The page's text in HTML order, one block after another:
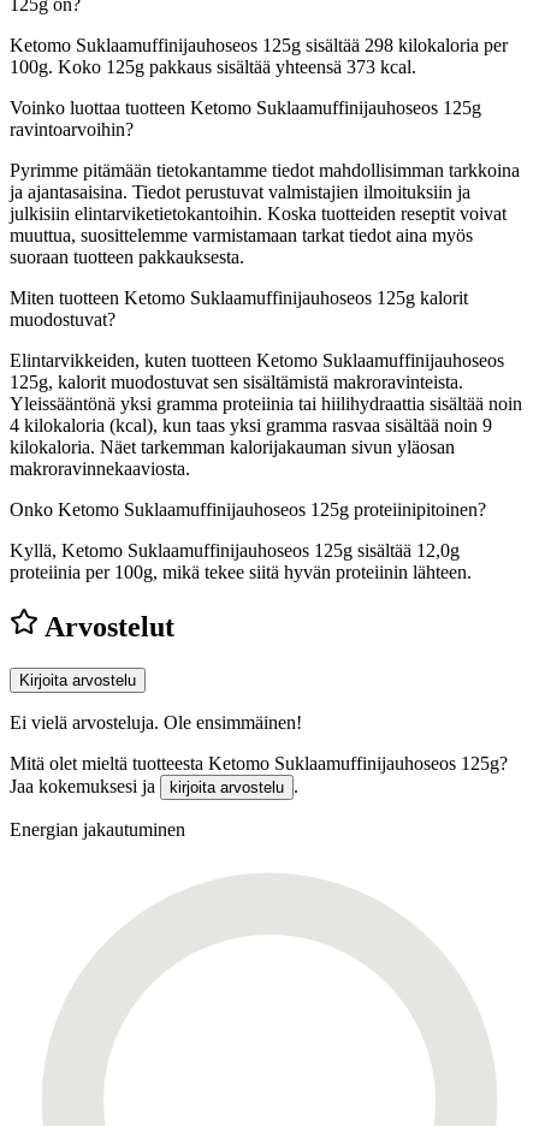
Ketomo Suklaamuffinijauhoseos 125g sisältää 298 kilokaloria per
100g. Koko 125g pakkaus sisältää yhteensä 373 kcal.
Voinko luottaa tuotteen Ketomo Suklaamuffinijauhoseos 125g
ravintoarvoihin?
Pyrimme pitämään tietokantamme tiedot mahdollisimman tarkkoina
ja ajantasaisina. Tiedot perustuvat valmistajien ilmoituksiin ja
julkisiin elintarviketietokantoihin. Koska tuotteiden reseptit voivat
muuttua, suosittelemme varmistamaan tarkat tiedot aina myös
suoraan tuotteen pakkauksesta.
Miten tuotteen Ketomo Suklaamuffinijauhoseos 125g kalorit
muodostuvat?
Elintarvikkeiden, kuten tuotteen Ketomo Suklaamuffinijauhoseos
125g, kalorit muodostuvat sen sisältämistä makroravinteista.
Yleissääntönä yksi gramma proteiinia tai hiilihydraattia sisältää noin
4 kilokaloria (kcal), kun taas yksi gramma rasvaa sisältää noin 9
kilokaloria. Näet tarkemman kalorijakauman sivun yläosan
makroravinnekaaviosta.
Onko Ketomo Suklaamuffinijauhoseos 125g proteiinipitoinen?
Kyllä, Ketomo Suklaamuffinijauhoseos 125g sisältää 12,0g
proteiinia per 100g, mikä tekee siitä hyvän proteiinin lähteen.
Arvostelut
Kirjoita arvostelu
Ei vielä arvosteluja. Ole ensimmäinen!
Mitä olet mieltä tuotteesta Ketomo Suklaamuffinijauhoseos 125g?
Jaa kokemuksesi ja
kirjoita arvostelu .
Energian jakautuminen